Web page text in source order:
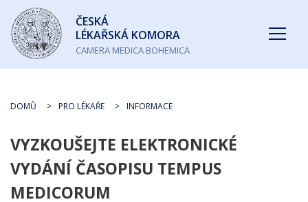
Česká
lékařská
komora
ČESKÁ
LÉKAŘSKÁ KOMORA
CAMERA MEDICA BOHEMICA
DOMŮ PRO LÉKAŘE INFORMACE
VYZKOUŠEJTE ELEKTRONICKÉ
VYDÁNÍ ČASOPISU TEMPUS
MEDICORUM